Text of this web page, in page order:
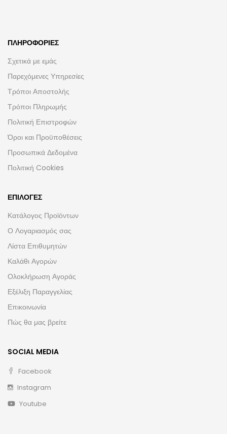
ΠΛΗΡΟΦΟΡΊΕΣ
Σχετικά με εμάς
Παρεχόμενες Υπηρεσίες
Τρόποι Αποστολής
Τρόποι Πληρωμής
Πολιτική Επιστροφών
Όροι και Προϋποθέσεις
Προσωπικά Δεδομένα
Πολιτική Cookies
ΕΠΙΛΟΓΈΣ
Κατάλογος Προϊόντων
Ο Λογαριασμός σας
Λίστα Επιθυμητών
Καλάθι Αγορών
Ολοκλήρωση Αγοράς
Εξέλιξη Παραγγελίας
Επικοινωνία
Πώς θα μας βρείτε
SOCIAL MEDIA
Facebook
Instagram
Youtube